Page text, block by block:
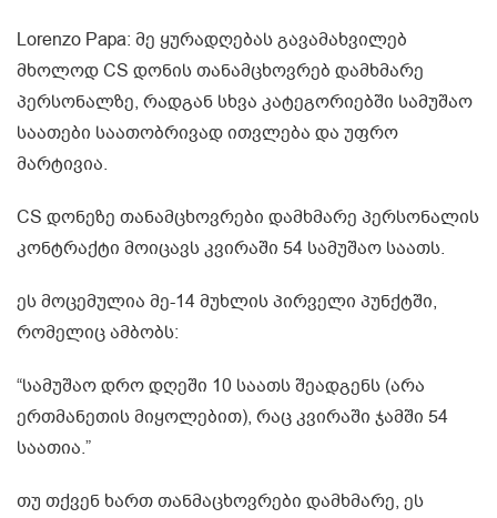
Lorenzo Papa: მე ყურადღებას გავამახვილებ
მხოლოდ CS დონის თანამცხოვრებ დამხმარე
პერსონალზე, რადგან სხვა კატეგორიებში სამუშაო
საათები საათობრივად ითვლება და უფრო
მარტივია.
CS დონეზე თანამცხოვრები დამხმარე პერსონალის
კონტრაქტი მოიცავს კვირაში 54 სამუშაო საათს.
ეს მოცემულია მე-14 მუხლის პირველი პუნქტში,
რომელიც ამბობს:
“სამუშაო დრო დღეში 10 საათს შეადგენს (არა
ერთმანეთის მიყოლებით), რაც კვირაში ჯამში 54
საათია.”
თუ თქვენ ხართ თანმაცხოვრები დამხმარე, ეს